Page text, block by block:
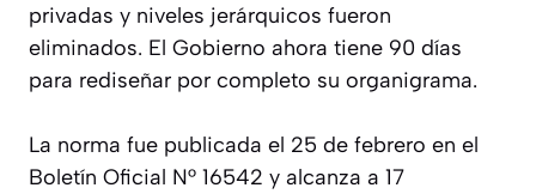
privadas y niveles jerárquicos fueron
eliminados. El Gobierno ahora tiene 90 días
para rediseñar por completo su organigrama.
La norma fue publicada el 25 de febrero en el
Boletín Oficial N° 16542 y alcanza a 17